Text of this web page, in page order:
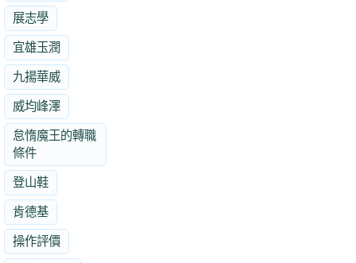
展志學
宜雄玉潤
九揚華威
威均峰澤
怠惰魔王的轉職
條件
登山鞋
肯德基
操作評價